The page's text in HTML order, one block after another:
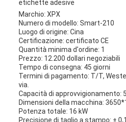
etichette adesive
Marchio: XPX
Numero di modello: Smart-210
Luogo di origine: Cina
Certificazione: certificato CE
Quantità minima d'ordine: 1
Prezzo: 12.200 dollari negoziabili
Tempo di consegna: 45 giorni
Termini di pagamento: T/T,
via.
Capacità di approvvigionamento:
Dimensioni della macchina:
Potenza totale: 16 kW
Precisione di taglio a stampo: ±